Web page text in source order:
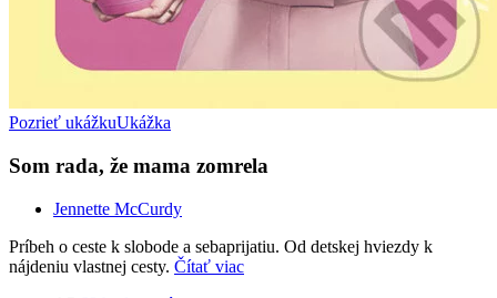
Pozrieť ukážkuUkážka
Som rada, že mama zomrela
Jennette McCurdy
Príbeh o ceste k slobode a sebaprijatiu. Od detskej hviezdy k
nájdeniu vlastnej cesty. Čítať viac